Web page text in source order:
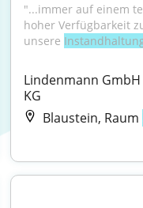
"...immer auf einem
hoher Verfügbarkeit
unsere
Lindenmann
KG
Blaustein, Raum